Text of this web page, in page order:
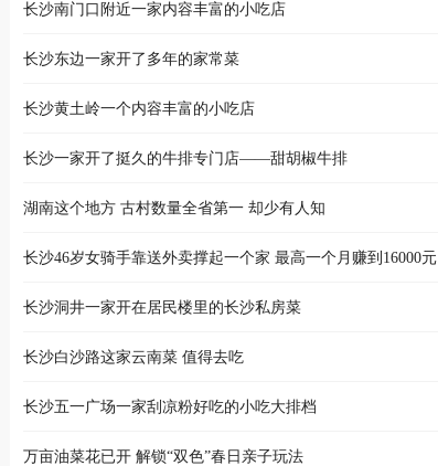
长沙南门口附近一家内容丰富的小吃店
长沙东边一家开了多年的家常菜
长沙黄土岭一个内容丰富的小吃店
长沙一家开了挺久的牛排专门店——甜胡椒牛排
湖南这个地方 古村数量全省第一 却少有人知
长沙46岁女骑手靠送外卖撑起一个家 最高一个月赚到16000元
长沙洞井一家开在居民楼里的长沙私房菜
长沙白沙路这家云南菜 值得去吃
长沙五一广场一家刮凉粉好吃的小吃大排档
万亩油菜花已开 解锁“双色”春日亲子玩法